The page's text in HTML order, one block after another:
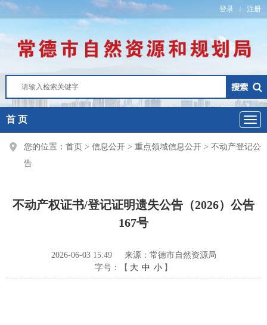
登录 | 注册
首 页
您的位置： 首页 > 信息公开 > 重点领域信息公开 > 不动产登记公
告
不动产权证书/登记证明遗失公告（2026）公告
167号
2026-06-03 15:49
来源：常德市自然资源局
字号：【 大 中 小 】